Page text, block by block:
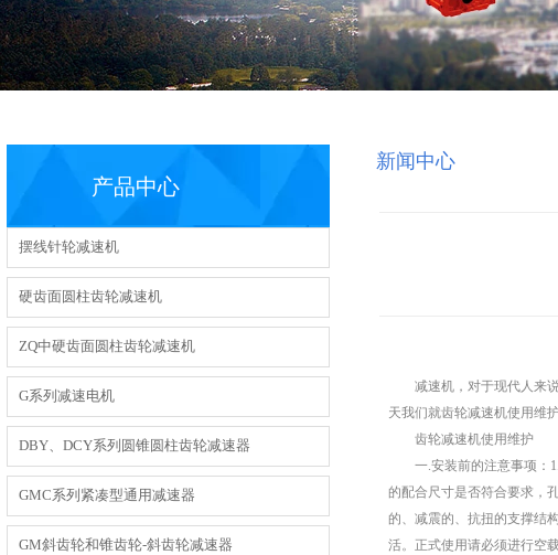
产品中心
摆线针轮减速机
硬齿面圆柱齿轮减速机
ZQ中硬齿面圆柱齿轮减速机
G系列减速电机
DBY、DCY系列圆锥圆柱齿轮减速器
GMC系列紧凑型通用减速器
GM斜齿轮和锥齿轮-斜齿轮减速器
新闻中心
减速机，对于现代人来说
天我们就齿轮减速机使用维
齿轮减速机使用维护
一.安装前的注意事项：1.
的配合尺寸是否符合要求，
的、减震的、抗扭的支撑结
活。正式使用请必须进行空